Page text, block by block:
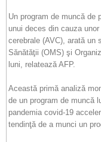
Un program de muncă de
unui deces din cauza
cerebrale (AVC), arată un
Sănătăţii (OMS) şi
luni, relatează AFP.
Această primă analiză
de un program de muncă
pandemia covid-19
tendinţă de a munci un